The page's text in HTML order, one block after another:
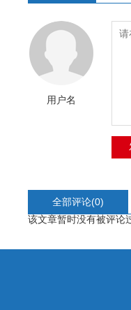
用户名
全部评论(0)
该文章暂时没有被评论